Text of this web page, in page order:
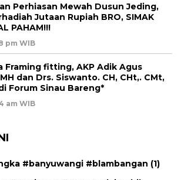
Perhiasan Mewah Dusun Jeding,
Jutaan Rupiah BRO, SIMAK
PAHAM!!!
pm WIB
Framing fitting, AKP Adik Agus
dan Drs. Siswanto. CH, CHt,. CMt,
Forum Sinau Bareng*
am WIB
#banyuwangi #blambangan (1)